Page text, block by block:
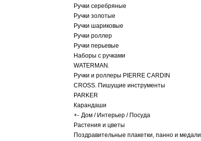
Ручки серебряные
Ручки золотые
Ручки шариковые
Ручки роллер
Ручки перьевые
Наборы с ручками
WATERMAN.
Ручки и роллеры PIERRE CARDIN
CROSS. Пишущие инструменты
PARKER
Карандаши
+- Дом / Интерьер / Посуда
Растения и цветы
Поздравительные плакетки, панно и медали